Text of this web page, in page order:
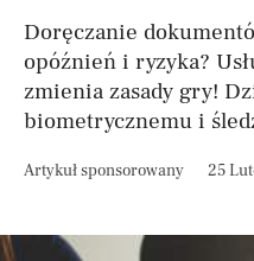
Doręczanie
opóźnień i ryzyka?
zmienia zasady gry!
biometrycznemu i
Artykuł sponsorowany 25